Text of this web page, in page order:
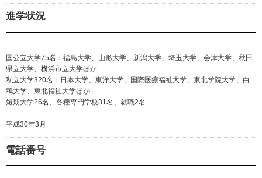
進学状況
国公立大学75名：福島大学、山形大学、新潟大学、埼玉大学、会津大学、秋田
県立大学、横浜市立大学ほか
私立大学320名：日本大学、東洋大学、国際医療福祉大学、東北学院大学、白
鴎大学、東北福祉大学ほか
短期大学26名、各種専門学校31名、就職2名
平成30年3月
電話番号